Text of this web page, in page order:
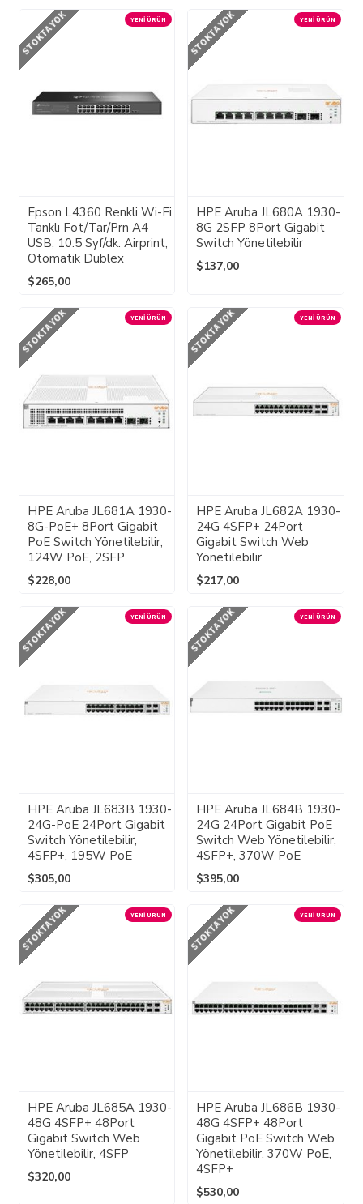
YENI ÜRÜN
STOKTA YOK
Epson L4360 Renkli Wi-Fi
Tanklı Fot/Tar/Prn A4
USB, 10.5 Syf/dk. Airprint,
Otomatik Dublex
$265,00
YENI ÜRÜN
STOKTA YOK
HPE Aruba JL680A 1930-
8G 2SFP 8Port Gigabit
Switch Yönetilebilir
$137,00
YENI ÜRÜN
STOKTA YOK
HPE Aruba JL681A 1930-
8G-PoE+ 8Port Gigabit
PoE Switch Yönetilebilir,
124W PoE, 2SFP
$228,00
YENI ÜRÜN
STOKTA YOK
HPE Aruba JL682A 1930-
24G 4SFP+ 24Port
Gigabit Switch Web
Yönetilebilir
$217,00
YENI ÜRÜN
STOKTA YOK
HPE Aruba JL683B 1930-
24G-PoE 24Port Gigabit
Switch Yönetilebilir,
4SFP+, 195W PoE
$305,00
YENI ÜRÜN
STOKTA YOK
HPE Aruba JL684B 1930-
24G 24Port Gigabit PoE
Switch Web Yönetilebilir,
4SFP+, 370W PoE
$395,00
YENI ÜRÜN
STOKTA YOK
HPE Aruba JL685A 1930-
48G 4SFP+ 48Port
Gigabit Switch Web
Yönetilebilir, 4SFP
$320,00
YENI ÜRÜN
STOKTA YOK
HPE Aruba JL686B 1930-
48G 4SFP+ 48Port
Gigabit PoE Switch Web
Yönetilebilir, 370W PoE,
4SFP+
$530,00